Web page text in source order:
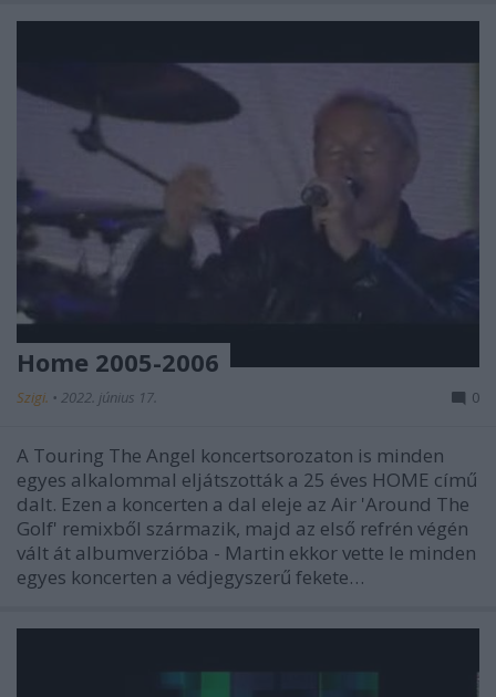
Home 2005-2006
Szigi. • 2022. június 17. 0
A Touring The Angel koncertsorozaton is minden
egyes alkalommal eljátszották a 25 éves HOME című
dalt. Ezen a koncerten a dal eleje az Air 'Around The
Golf' remixből származik, majd az első refrén végén
vált át albumverzióba - Martin ekkor vette le minden
egyes koncerten a védjegyszerű fekete…